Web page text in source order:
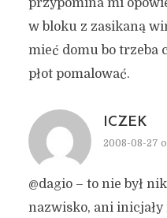
przypomina mi
w bloku z zasikaną
mieć domu bo trzeba
płot pomalować.
ICZEK
2008-08-27
@dagio – to nie był
nazwisko, ani